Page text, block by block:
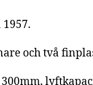
och två